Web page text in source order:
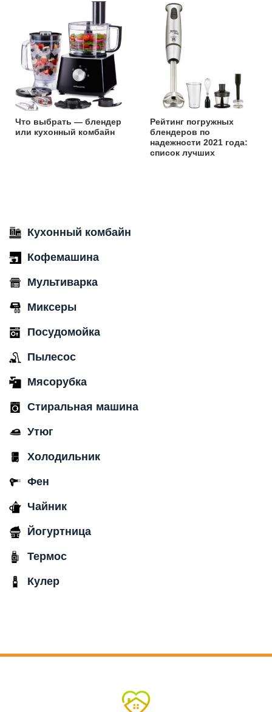
Что выбрать — блендер
или кухонный комбайн
Рейтинг погружных
блендеров по
надежности 2021 года:
список лучших
Кухонный комбайн
Кофемашина
Мультиварка
Миксеры
Посудомойка
Пылесос
Мясорубка
Стиральная машина
Утюг
Холодильник
Фен
Чайник
Йогуртница
Термос
Кулер